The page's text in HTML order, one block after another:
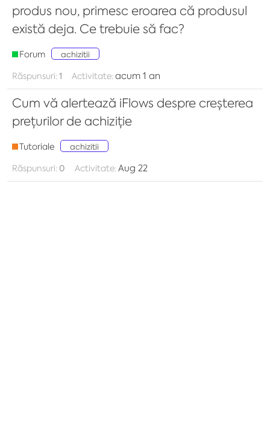
produs nou, primesc eroarea că produsul
există deja. Ce trebuie să fac?
Forum achizitii
Răspunsuri: 1 Activitate: acum 1 an
Cum vă alertează iFlows despre creșterea
prețurilor de achiziție
Tutoriale achizitii
Răspunsuri: 0 Activitate: Aug 22